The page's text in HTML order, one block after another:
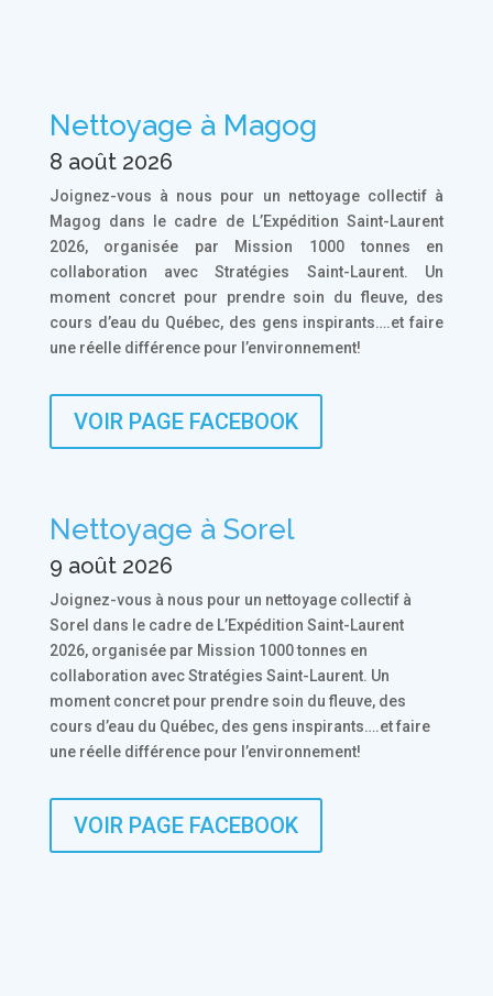
Nettoyage à Magog
8 août 2026
Joignez-vous à nous pour un nettoyage collectif à
Magog dans le cadre de L’Expédition Saint-Laurent
2026, organisée par Mission 1000 tonnes en
collaboration avec Stratégies Saint-Laurent. Un
moment concret pour prendre soin du fleuve, des
cours d’eau du Québec, des gens inspirants….et faire
une réelle différence pour l’environnement!
VOIR PAGE FACEBOOK
Nettoyage à Sorel
9 août 2026
Joignez-vous à nous pour un nettoyage collectif à
Sorel dans le cadre de L’Expédition Saint-Laurent
2026, organisée par Mission 1000 tonnes en
collaboration avec Stratégies Saint-Laurent. Un
moment concret pour prendre soin du fleuve, des
cours d’eau du Québec, des gens inspirants….et faire
une réelle différence pour l’environnement!
VOIR PAGE FACEBOOK